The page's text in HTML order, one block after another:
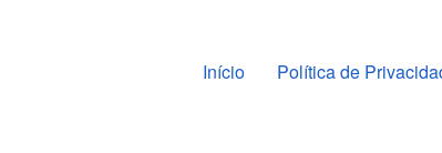
Pular para o conteúdo
Início Política de